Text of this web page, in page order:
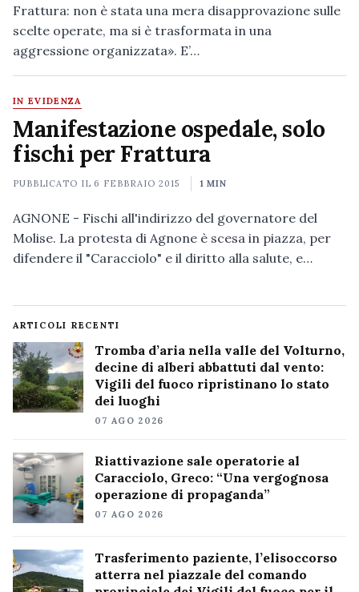
Frattura: non è stata una mera disapprovazione sulle
scelte operate, ma si è trasformata in una
aggressione organizzata». E’…
IN EVIDENZA
Manifestazione ospedale, solo
fischi per Frattura
PUBBLICATO IL 6 FEBBRAIO 2015 1 MIN
AGNONE - Fischi all'indirizzo del governatore del
Molise. La protesta di Agnone è scesa in piazza, per
difendere il "Caracciolo" e il diritto alla salute, e…
ARTICOLI RECENTI
Tromba d’aria nella valle del Volturno,
decine di alberi abbattuti dal vento:
Vigili del fuoco ripristinano lo stato
dei luoghi
07 AGO 2026
Riattivazione sale operatorie al
Caracciolo, Greco: “Una vergognosa
operazione di propaganda”
07 AGO 2026
Trasferimento paziente, l’elisoccorso
atterra nel piazzale del comando